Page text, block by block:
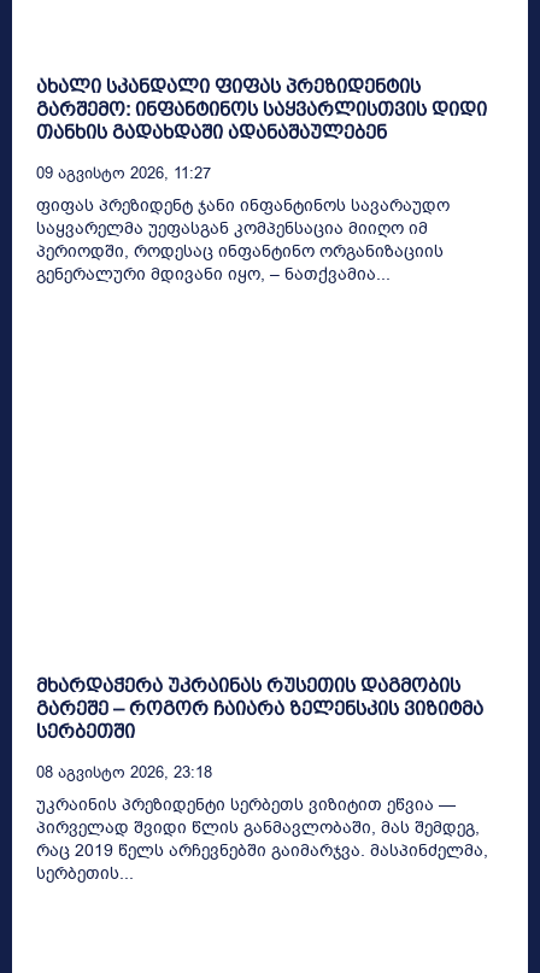
ახალი სკანდალი ფიფას პრეზიდენტის
გარშემო: ინფანტინოს საყვარლისთვის დიდი
თანხის გადახდაში ადანაშაულებენ
09 Აგვისტო 2026, 11:27
ფიფას პრეზიდენტ ჯანი ინფანტინოს სავარაუდო
საყვარელმა უეფასგან კომპენსაცია მიიღო იმ
პერიოდში, როდესაც ინფანტინო ორგანიზაციის
გენერალური მდივანი იყო, – ნათქვამია...
მხარდაჭერა უკრაინას რუსეთის დაგმობის
გარეშე – როგორ ჩაიარა ზელენსკის ვიზიტმა
სერბეთში
08 Აგვისტო 2026, 23:18
უკრაინის პრეზიდენტი სერბეთს ვიზიტით ეწვია —
პირველად შვიდი წლის განმავლობაში, მას შემდეგ,
რაც 2019 წელს არჩევნებში გაიმარჯვა. მასპინძელმა,
სერბეთის...